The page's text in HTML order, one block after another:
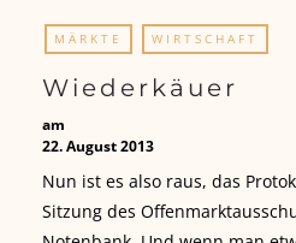
MÄRKTE WIRTSCHAFT
Wiederkäuer
am
22. August 2013
Nun ist es also raus, das
Sitzung des